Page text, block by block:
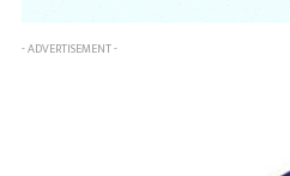
- ADVERTISEMENT -